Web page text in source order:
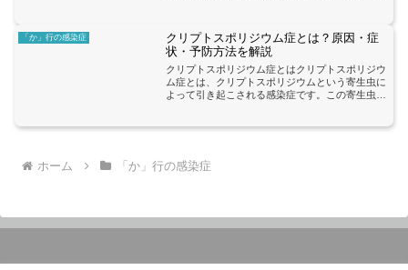
状には、筋力低下、筋...
「か」行の感染症
クリプトスポリジウム症とは？原因・症
状・予防方法を解説
クリプトスポリジウム症とはクリプトスポリジウ
ム症とは、クリプトスポリジウムという寄生虫に
よって引き起こされる感染症です。この寄生虫
された水を飲むことや、...
ホーム 「か」行の感染症